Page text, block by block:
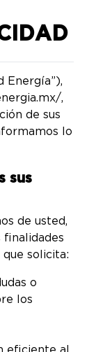
Energía”),
,
de sus
lo
sus
de usted,
finalidades
que solicita:
o
los